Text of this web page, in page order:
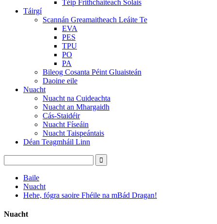
Téip Frithchaiteach Solais
Táirgí
Scannán Greamaitheach Leáite Te
EVA
PES
TPU
PO
PA
Bileog Cosanta Péint Gluaisteán
Daoine eile
Nuacht
Nuacht na Cuideachta
Nuacht an Mhargaidh
Cás-Staidéir
Nuacht Físeáin
Nuacht Taispeántais
Déan Teagmháil Linn
Baile
Nuacht
Hehe, fógra saoire Fhéile na mBád Dragan!
Nuacht